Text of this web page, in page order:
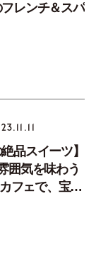
レンチ＆スパ
品スイーツ】
囲気を味わう
フェで、宝石